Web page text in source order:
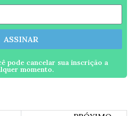
ASSINAR
pode cancelar sua inscrição a
momento.